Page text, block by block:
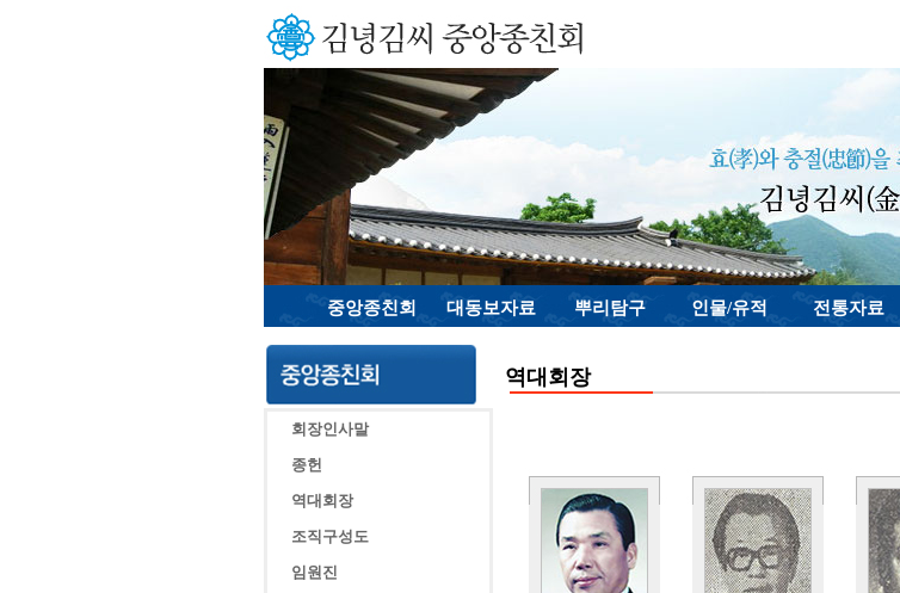
중앙종친회 대동보자료 뿌리탐구 인물/유적 전통자료
회장인사말
종헌
역대회장
조직구성도
임원진
역대회장